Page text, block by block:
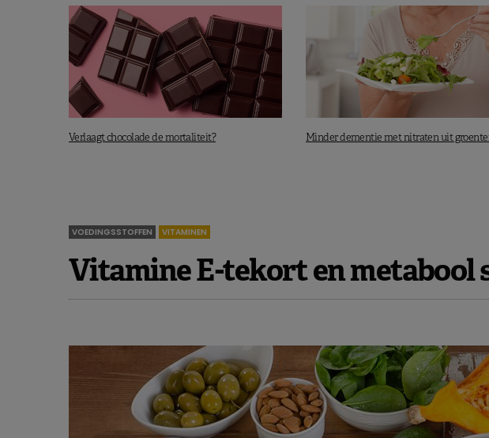
Verlaagt chocolade de mortaliteit? Minder dementie met nitraten uit
VOEDINGSSTOFFEN VITAMINEN
Vitamine E-tekort en metabool